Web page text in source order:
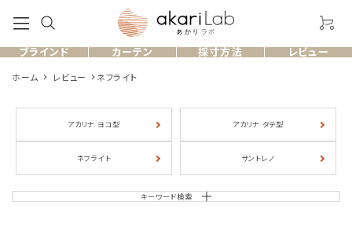
ブラインド カーテン 採寸方法 レビュー
製品一覧
ホーム レビュー ネフライト
アカリナ ヨコ型 アカリナ タテ型
ネフライト サントレノ
キーワード検索